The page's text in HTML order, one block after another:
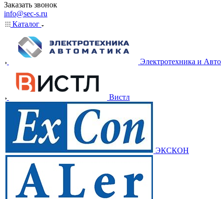
Заказать звонок
info@sec-s.ru
Каталог
Электротехника и
Вистл
ЭКСКОН